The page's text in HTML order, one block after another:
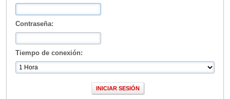
Contraseña:
Tiempo de conexión: